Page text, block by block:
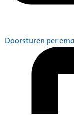
Doorsturen per